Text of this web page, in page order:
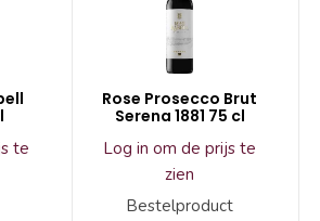
te
Rabell Rosado 75 cl aantal
Rose Prosecco Brut
Serena 1881 75 cl
Log in om de prijs te
zien
Bestelproduct